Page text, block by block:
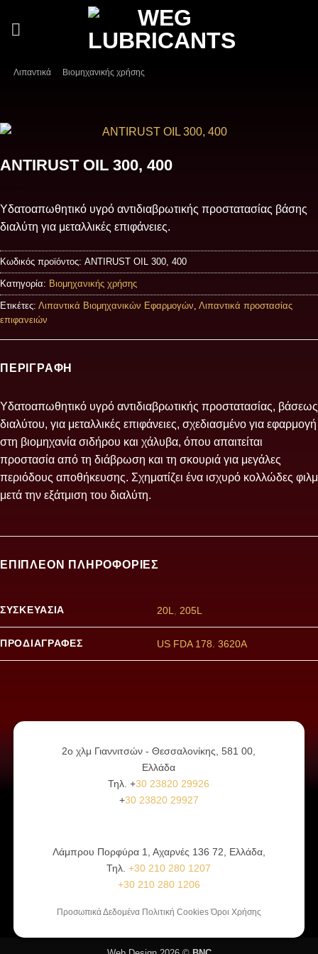
στο
Λιπαντικά Βιομηχανικής χρήσης
ANTIRUST OIL 300, 400
Υδατοαπωθητικό υγρό αντιδιαβρωτικής προστατασίας βάσης
διαλύτη για μεταλλικές επιφάνειες.
Κωδικός προϊόντος: ANTIRUST OIL 300, 400
Κατηγορία: Βιομηχανικής χρήσης
Ετικέτες: Λιπαντικά Βιομηχανικών Εφαρμογών Λιπαντικά προστασίας
επιφανειών
ΠΕΡΙΓΡΑΦΉ
Υδατοαπωθητικό υγρό αντιδιαβρωτικής προστατασίας, βάσεως
διαλύτου, για μεταλλικές επιφάνειες, σχεδιασμένο για εφαρμογή
στη βιομηχανία σιδήρου και χάλυβα, όπου απαιτείται
προστασία από τη διάβρωση και τη σκουριά για μεγάλες
περιόδους αποθήκευσης. Σχηματίζει ένα ισχυρό κολλώδες φιλμ
μετά την εξάτμιση του διαλύτη.
ΕΠΙΠΛΈΟΝ ΠΛΗΡΟΦΟΡΊΕΣ
ΣΥΣΚΕΥΑΣΊΑ 20L,205L
ΠΡΟΔΙΑΓΡΑΦΕΣ US FDA 178. 3620A
2ο χλμ Γιαννιτσών - Θεσσαλονίκης, 581 00,
Ελλάδα
Τηλ. +30 23820 29926
+30 23820 29927
Λάμπρου Πορφύρα 1, Αχαρνές 136 72, Ελλάδα,
Τηλ.+30 210 280 1207
+30 210 280 1206
Προσωπικά Δεδομένα Πολιτική Cookies Όροι Χρήσης